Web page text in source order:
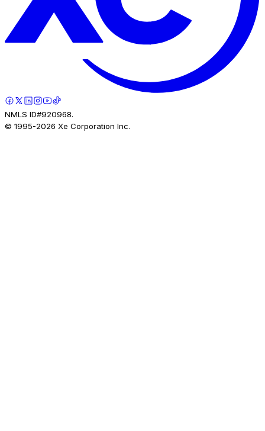
NMLS ID#920968.
© 1995-2026 Xe Corporation Inc.